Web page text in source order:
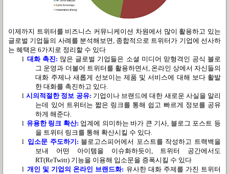
이제까지 트위터를 비즈니스 커뮤니케이션 차원에서 많이 활용하고 있는
글로벌 기업들의 사례를 분석해보면, 종합적으로 트위터가 기업에 선사하
는 혜택은 6가지로 정리할 수 있다
l 대화 촉진: 많은 글로벌 기업들은 소셜 미디어 맏형격인 공식 블로
그 운영과 더불어 트위터를 활용하면서, 온라인 상에서 자신들의
대화 주제나 새롭게 선보이는 제품 및 서비스에 대해 보다 활발
한 대화를 촉진하고 있다.
l 시의적절한 정보 공유: 기업이나 브랜드에 대한 새로운 사실을 알리
는데 있어 트위터는 짧은 링크를 통해 쉽고 빠르게 정보를 공유
하게 해준다.
l 유용한 링크 확산: 업계에 의미하는 바가 큰 기사, 블로그 포스트 등
을 트위터 링크를 통해 확산시킬 수 있다.
l 입소문 주도하기 : 블로고스피어에서 포스트를 작성하고 트랙백을
보내 어떤 아이템을 이슈화하듯이, 트위터 공간에서도
RT(ReTwitt) 기능을 이용해 입소문을 증폭시킬 수 있다
l 개인 및 기업의 온라인 브랜드화: 유사한 대화 주제를 가진 트위터